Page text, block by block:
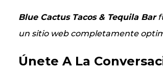
Blue Cactus Tacos & Tequila Bar
un sitio web completamente
Únete A La